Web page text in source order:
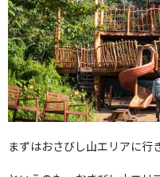
まずはおさびし山エリアに行